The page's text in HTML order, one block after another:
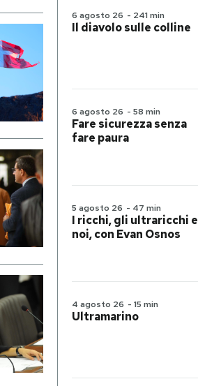
6 agosto 26 - 241 min
Il diavolo sulle colline
6 agosto 26 - 58 min
Fare sicurezza senza
fare paura
5 agosto 26 - 47 min
I ricchi, gli ultraricchi e
noi, con Evan Osnos
4 agosto 26 - 15 min
Ultramarino